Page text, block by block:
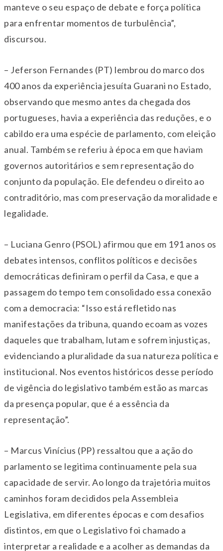
manteve o seu espaço de debate e força política
para enfrentar momentos de turbulência”,
discursou.
– Jeferson Fernandes (PT) lembrou do marco dos
400 anos da experiência jesuíta Guarani no Estado,
observando que mesmo antes da chegada dos
portugueses, havia a experiência das reduções, e o
cabildo era uma espécie de parlamento, com eleição
anual. Também se referiu à época em que haviam
governos autoritários e sem representação do
conjunto da população. Ele defendeu o direito ao
contraditório, mas com preservação da moralidade e
legalidade.
– Luciana Genro (PSOL) afirmou que em 191 anos os
debates intensos, conflitos políticos e decisões
democráticas definiram o perfil da Casa, e que a
passagem do tempo tem consolidado essa conexão
com a democracia: “Isso está refletido nas
manifestações da tribuna, quando ecoam as vozes
daqueles que trabalham, lutam e sofrem injustiças,
evidenciando a pluralidade da sua natureza política e
institucional. Nos eventos históricos desse período
de vigência do legislativo também estão as marcas
da presença popular, que é a essência da
representação”.
– Marcus Vinícius (PP) ressaltou que a ação do
parlamento se legitima continuamente pela sua
capacidade de servir. Ao longo da trajetória muitos
caminhos foram decididos pela Assembleia
Legislativa, em diferentes épocas e com desafios
distintos, em que o Legislativo foi chamado a
interpretar a realidade e a acolher as demandas da